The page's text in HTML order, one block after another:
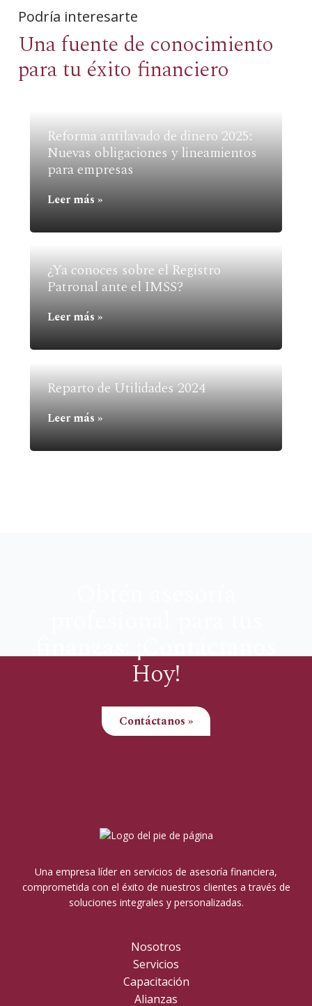
Podría interesarte
Una fuente de conocimiento
para tu éxito financiero
Reforma antilavado de dinero 2025:
Nuevas obligaciones y lineamientos
para empresas
Leer más »
¿Ya conoces sobre el Registro
Patronal ante el IMSS?
Leer más »
Reparto de Utilidades 2024
Leer más »
finanzas: ¡Contáctanos
Hoy!
Contáctanos »
Una empresa líder en servicios de asesoría financiera,
comprometida con el éxito de nuestros clientes a través de
soluciones integrales y personalizadas.
Nosotros
Servicios
Capacitación
Alianzas